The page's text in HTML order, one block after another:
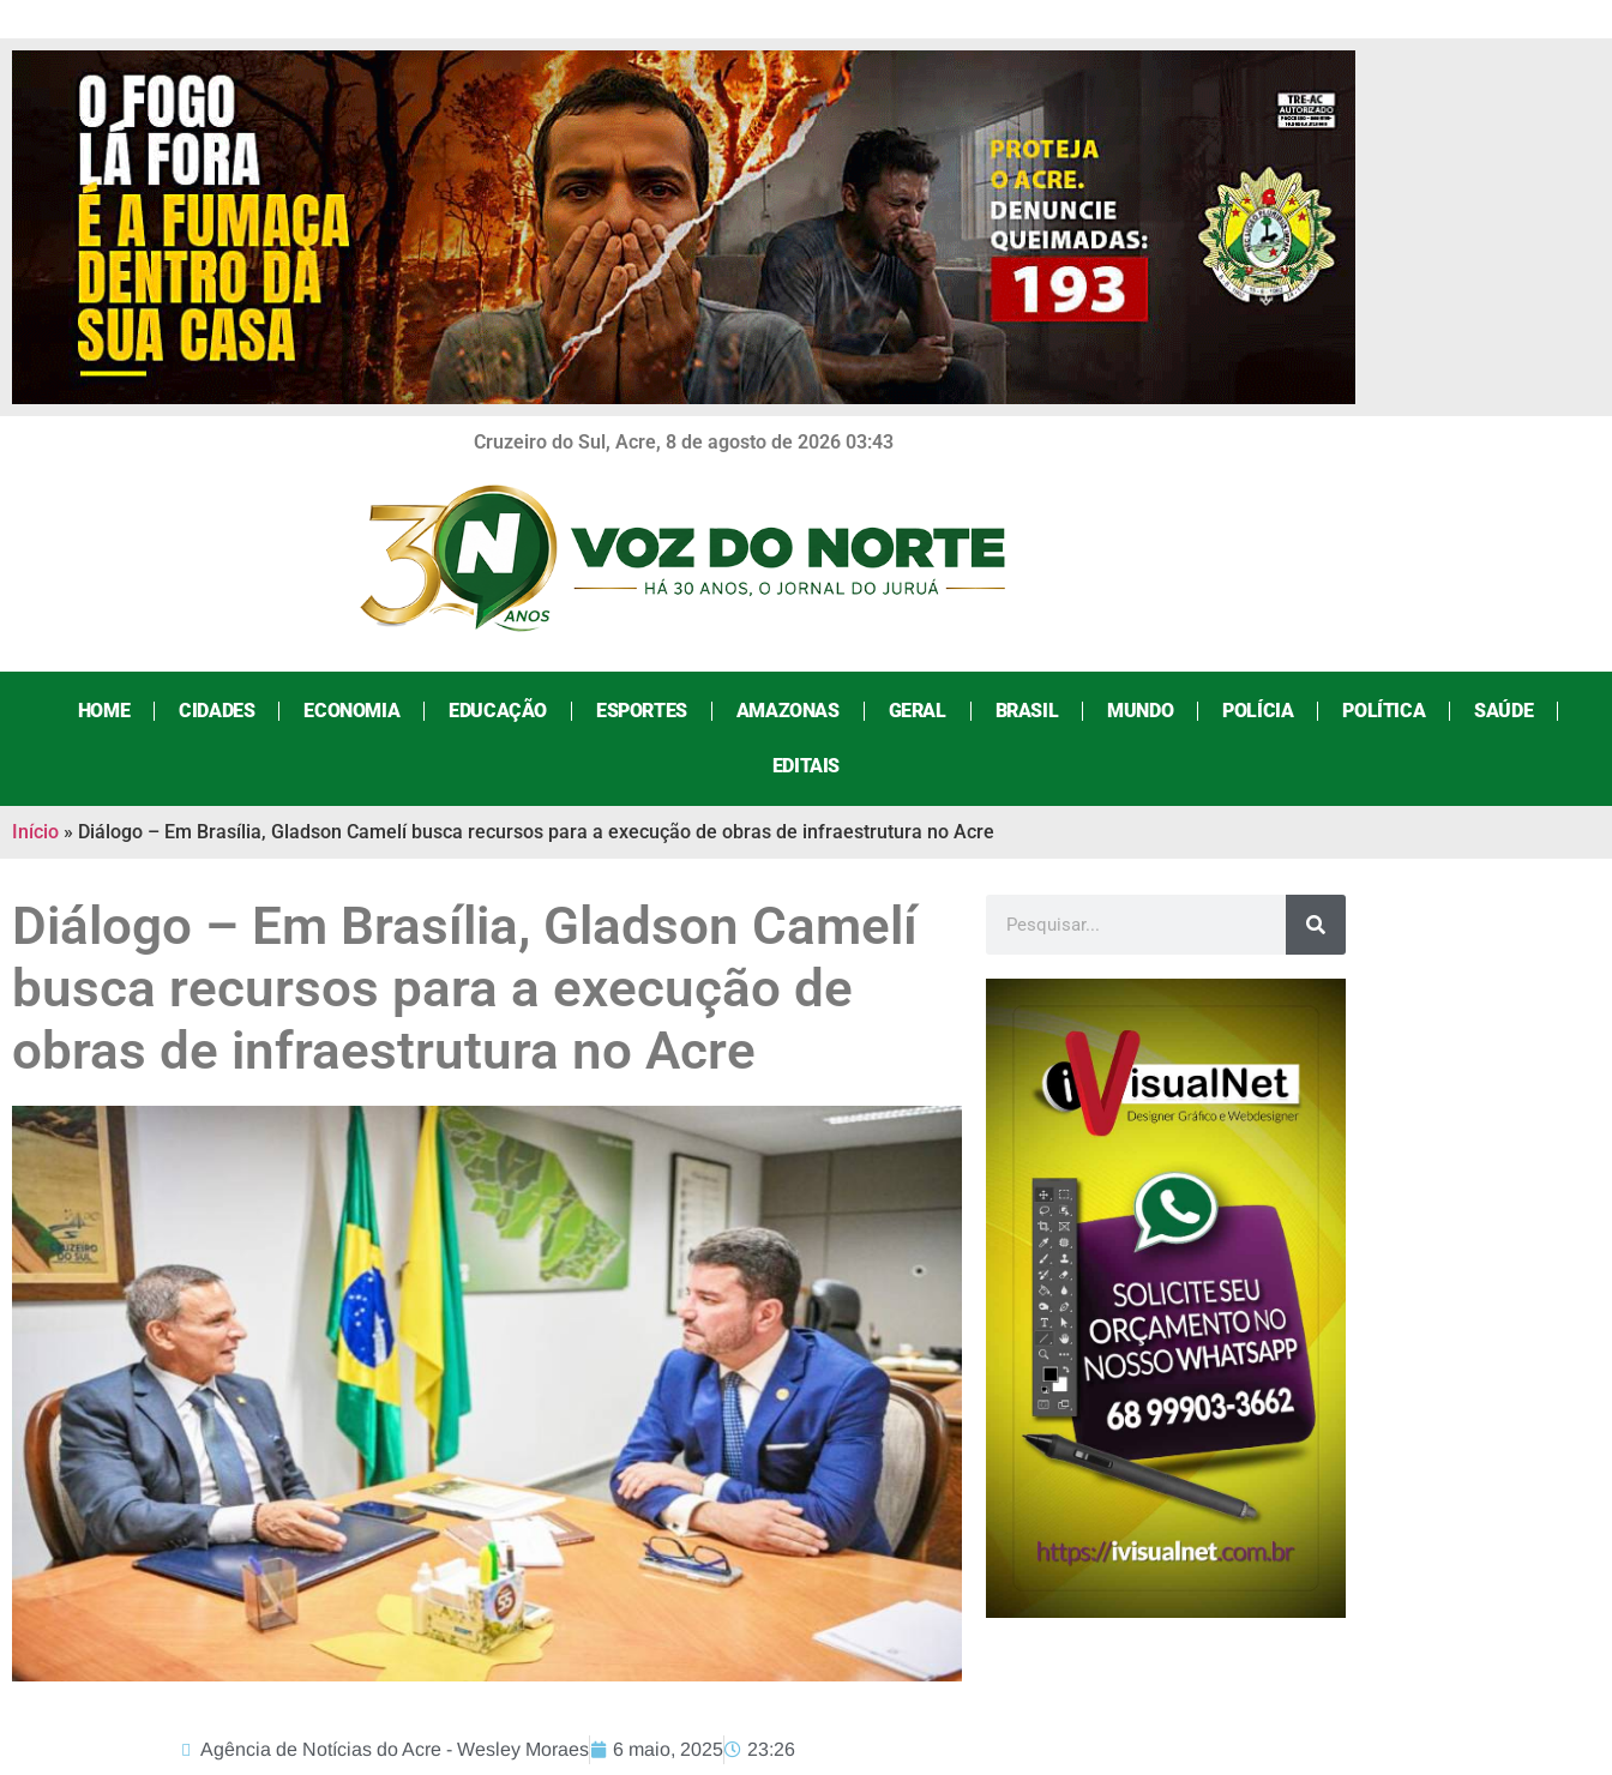
Cruzeiro do Sul, Acre, 8 de agosto de 2026 03:43
HOME CIDADES ECONOMIA EDUCAÇÃO ESPORTES AMAZONAS GERAL BRASIL MUNDO POLÍCIA POLÍTICA SAÚDE
EDITAIS
Início » Diálogo – Em Brasília, Gladson Camelí busca recursos para a execução de obras de infraestrutura no Acre
Diálogo – Em Brasília, Gladson Camelí
busca recursos para a execução de
obras de infraestrutura no Acre
Agência de Notícias do Acre - Wesley Moraes 6 maio, 2025 23:26